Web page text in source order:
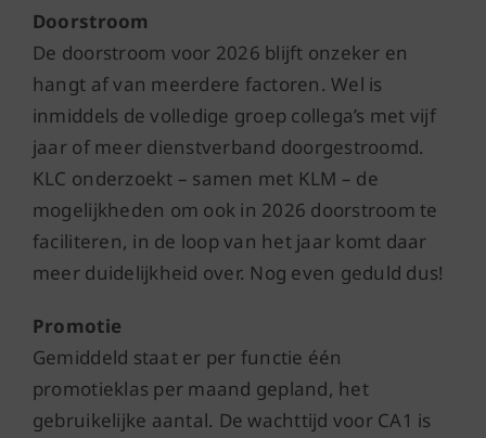
Doorstroom
De doorstroom voor 2026 blijft onzeker en
hangt af van meerdere factoren. Wel is
inmiddels de volledige groep collega’s met vijf
jaar of meer dienstverband doorgestroomd.
KLC onderzoekt – samen met KLM – de
mogelijkheden om ook in 2026 doorstroom te
faciliteren, in de loop van het jaar komt daar
meer duidelijkheid over. Nog even geduld dus!
Promotie
Gemiddeld staat er per functie één
promotieklas per maand gepland, het
gebruikelijke aantal. De wachttijd voor CA1 is